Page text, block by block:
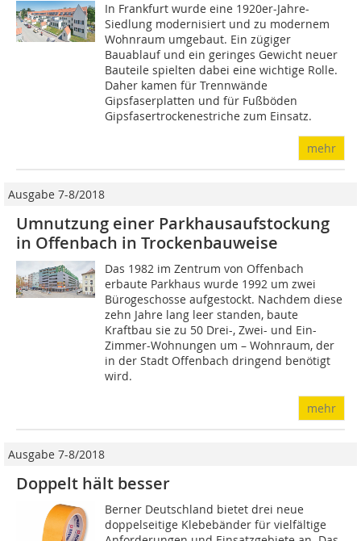
In Frankfurt wurde eine 1920er-Jahre-
Siedlung modernisiert und zu modernem
Wohnraum umgebaut. Ein zügiger
Bauablauf und ein geringes Gewicht neuer
Bauteile spielten dabei eine wichtige Rolle.
Daher kamen für Trennwände
Gipsfaserplatten und für Fußböden
Gipsfasertrockenestriche zum Einsatz.
mehr
Ausgabe 7-8/2018
Umnutzung einer Parkhausaufstockung
in Offenbach in Trockenbauweise
Das 1982 im Zentrum von Offenbach
erbaute Parkhaus wurde 1992 um zwei
Bürogeschosse aufgestockt. Nachdem diese
zehn Jahre lang leer standen, baute
Kraftbau sie zu 50 Drei-, Zwei- und Ein-
Zimmer-Wohnungen um – Wohnraum, der
in der Stadt Offenbach dringend benötigt
wird.
mehr
Ausgabe 7-8/2018
Doppelt hält besser
Berner Deutschland bietet drei neue
doppelseitige ­Klebebänder für vielfältige